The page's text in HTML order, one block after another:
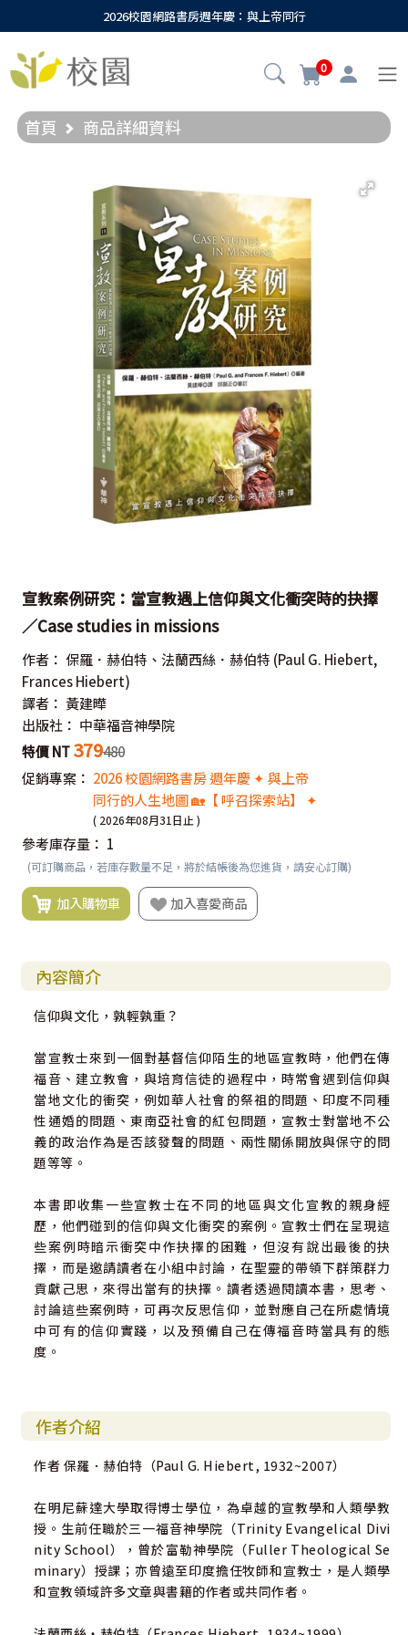
2026校園網路書房週年慶：與上帝同行
0
首頁 商品詳細資料
宣教案例研究：當宣教遇上信仰與文化衝突時的抉擇
／Case studies in missions
作者： 保羅．赫伯特、法蘭西絲．赫伯特 (Paul G. Hiebert,
Frances Hiebert)
譯者： 黃建曄
出版社： 中華福音神學院
特價 NT 379480
促銷專案： 2026 校園網路書房 週年慶 ✦ 與上帝
同行的人生地圖 🏡【 呼召探索站】 ✦
( 2026年08月31日止 )
參考庫存量： 1
(可訂購商品，若庫存數量不足，將於結帳後為您進貨，請安心訂購)
加入購物車 加入喜愛商品
內容簡介
信仰與文化，孰輕孰重？
當宣教士來到一個對基督信仰陌生的地區宣教時，他們在傳
福音、建立教會，與培育信徒的過程中，時常會遇到信仰與
當地文化的衝突，例如華人社會的祭祖的問題、印度不同種
性通婚的問題、東南亞社會的紅包問題，宣教士對當地不公
義的政治作為是否該發聲的問題、兩性關係開放與保守的問
題等等。
本書即收集一些宣教士在不同的地區與文化宣教的親身經
歷，他們碰到的信仰與文化衝突的案例。宣教士們在呈現這
些案例時暗示衝突中作抉擇的困難，但沒有說出最後的抉
擇，而是邀請讀者在小組中討論，在聖靈的帶領下群策群力
貢獻己思，來得出當有的抉擇。讀者透過閱讀本書，思考、
討論這些案例時，可再次反思信仰，並對應自己在所處情境
中可有的信仰實踐，以及預備自己在傳福音時當具有的態
度。
作者介紹
作者 保羅．赫伯特（Paul G. Hiebert, 1932~2007）
在明尼蘇達大學取得博士學位，為卓越的宣教學和人類學教
授。生前任職於三一福音神學院（Trinity Evangelical Divi
nity School），曾於富勒神學院（Fuller Theological Se
minary）授課；亦曾遠至印度擔任牧師和宣教士，是人類學
和宣教領域許多文章與書籍的作者或共同作者。